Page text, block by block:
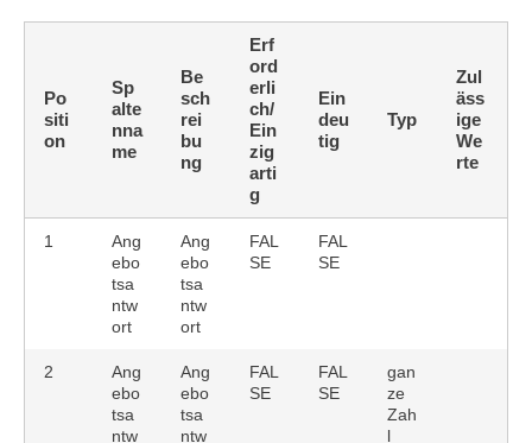
Po
siti
on
Sp
alte
nna
me
Be
sch
rei
bu
ng
Erf
ord
erli
ch/
Ein
zig
arti
g
Ein
deu
tig
Typ
Zul
äss
ige
We
rte
1
Ang
ebo
tsa
ntw
ort
Ang
ebo
tsa
ntw
ort
FAL
SE
FAL
SE
2
Ang
ebo
tsa
ntw
Ang
ebo
tsa
ntw
FAL
SE
FAL
SE
gan
ze
Zah
l